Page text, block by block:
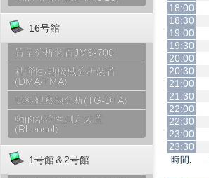
16号館
質量分析装置JMS-700
粘弾性/熱機械分析装置
(DMA/TMA)
試料観察熱分析(TG-DTA)
動的粘弾性測定装置
(Rheosol)
1号館＆2号館 時間:
18:00
18:30
19:00
19:30
20:00
20:30
21:00
21:30
22:00
22:30
23:00
23:30